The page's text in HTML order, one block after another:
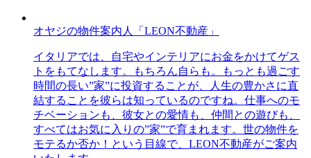
オヤジの物件案内人「LEON不動産」
イタリアでは、自宅やインテリアにお金をかけてゲス
トをもてなします。もちろん自らも。もっとも過ごす
時間の長い”家”に投資することが、人生の豊かさに直
結することを彼らは知っているのですね。仕事へのモ
チベーションも、彼女との愛情も、仲間との遊びも、
すべてはお気に入りの”家”で育まれます。世の物件を
モテるか否か！という目線で、LEON不動産がご案内